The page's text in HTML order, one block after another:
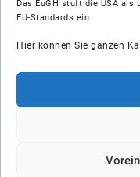
Das EuGH stuft die USA als
EU-Standards ein.
Hier können Sie ganzen
Über uns
Soziale Medien